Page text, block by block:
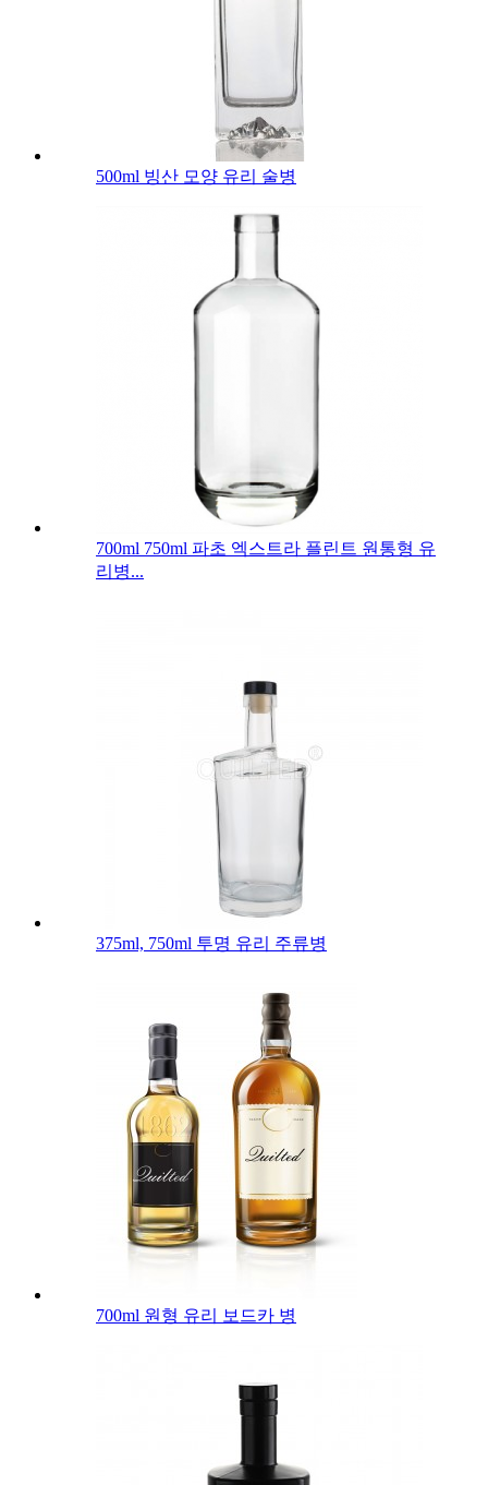
500ml 빙산 모양 유리 술병
700ml 750ml 파초 엑스트라 플린트 원통형 유
리병...
375ml, 750ml 투명 유리 주류병
700ml 원형 유리 보드카 병